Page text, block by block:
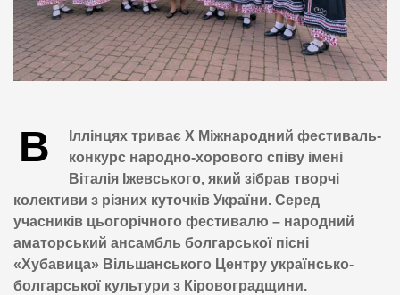
В
Іллінцях триває Х Міжнародний фестиваль-
конкурс народно-хорового співу імені
Віталія Іжевського, який зібрав творчі
колективи з різних куточків України. Серед
учасників цьогорічного фестивалю – народний
аматорський ансамбль болгарської пісні
«Хубавица» Вільшанського Центру українсько-
болгарської культури з Кіровоградщини.